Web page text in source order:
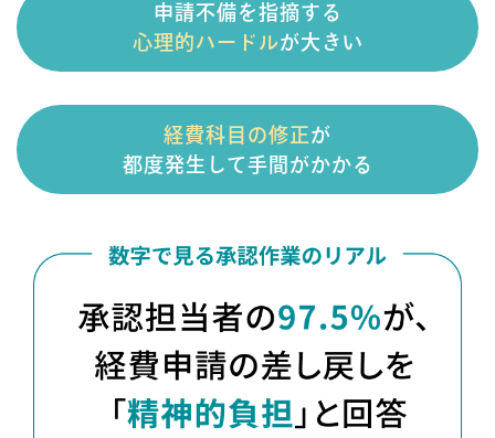
申請不備を指摘する
心理的ハードルが大きい
経費科目の修正が
都度発生して手間がかかる